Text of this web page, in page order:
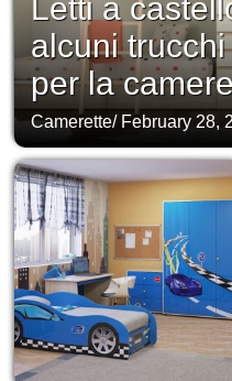
Letti a
alcuni
per la
Camerette/ February 28,